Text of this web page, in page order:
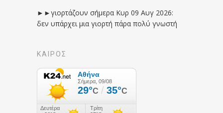
►►γιορτάζουν σήμερα Κυρ 09 Αυγ 2026:
δεν υπάρχει μια γιορτή πάρα πολύ γνωστή
ΚΑΙΡΟΣ